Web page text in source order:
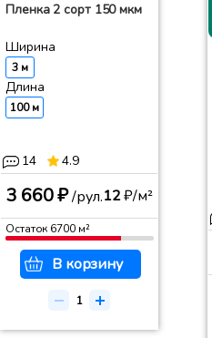
Пленка 2 сорт 150 мкм
Ширина
3 м
Длина
100 м
14 4.9
3 660 ₽/рул.12₽/м²
Остаток 6700м²
В корзину